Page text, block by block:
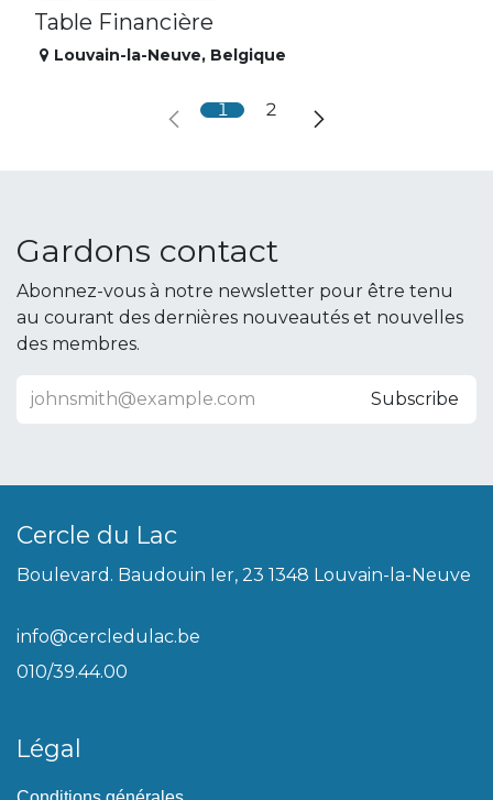
Table Financière
Louvain-la-Neuve, Belgique
1 2
Gardons contact
Abonnez-vous à notre newsletter pour être tenu
au courant des dernières nouveautés et nouvelles
des membres.
Subscribe
Cercle du Lac
Boulevard. Baudouin Ier, 23 1348 Louvain-la-Neuve
info@cercledulac.be
010/39.44.00
Légal